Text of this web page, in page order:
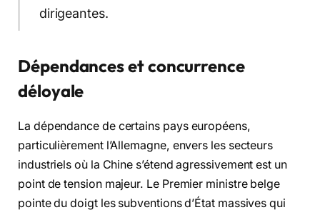
dirigeantes.
Dépendances et concurrence
déloyale
La dépendance de certains pays européens,
particulièrement l’Allemagne, envers les secteurs
industriels où la Chine s’étend agressivement est un
point de tension majeur. Le Premier ministre belge
pointe du doigt les subventions d’État massives qui